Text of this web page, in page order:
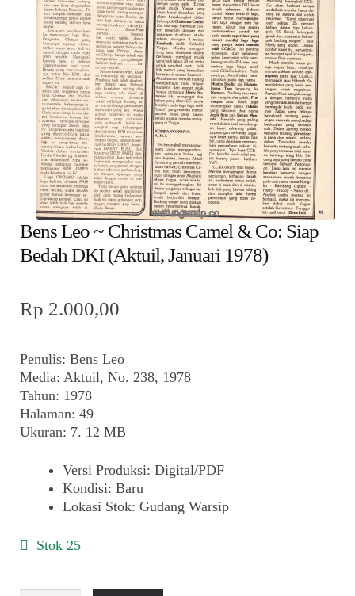
child
menu
Alamat
Rekening
Reseller
Bens Leo ~ Christmas Camel & Co: Siap
Bedah DKI (Aktuil, Januari 1978)
Rp 2.000,00
Penulis: Bens Leo
Media: Aktuil, No. 238, 1978
Tahun: 1978
Halaman: 49
Ukuran: 7. 12 MB
Versi Produksi: Digital/PDF
Kondisi: Baru
Lokasi Stok: Gudang Warsip
Stok 25